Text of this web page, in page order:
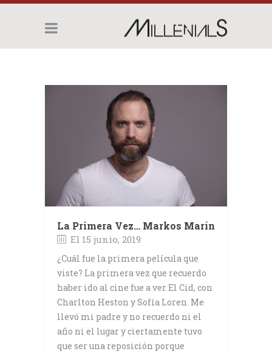
La Primera Vez… Markos Marín
El 15 junio, 2019
¿Cuál fue la primera película que
viste? La primera vez que recuerdo
haber ido al cine fue a ver El Cid, con
Charlton Heston y Sofía Loren. Me
llevó mi padre y no recuerdo ni el
año ni el lugar y ciertamente tuvo
que ser una reposición porque